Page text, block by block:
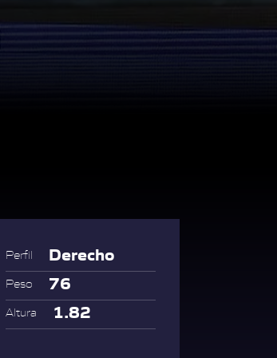
Perfil Derecho
Peso 76
Altura 1.82